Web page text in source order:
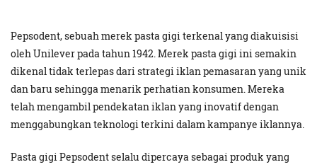
Pepsodent, sebuah merek pasta gigi terkenal yang diakuisisi
oleh Unilever pada tahun 1942. Merek pasta gigi ini semakin
dikenal tidak terlepas dari strategi iklan pemasaran yang unik
dan baru sehingga menarik perhatian konsumen. Mereka
telah mengambil pendekatan iklan yang inovatif dengan
menggabungkan teknologi terkini dalam kampanye iklannya.
Pasta gigi Pepsodent selalu dipercaya sebagai produk yang